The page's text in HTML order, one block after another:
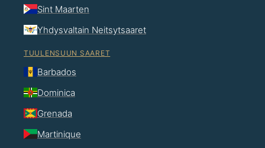
Sint Maarten
Yhdysvaltain Neitsytsaaret
TUULENSUUN SAARET
Barbados
Dominica
Grenada
Martinique